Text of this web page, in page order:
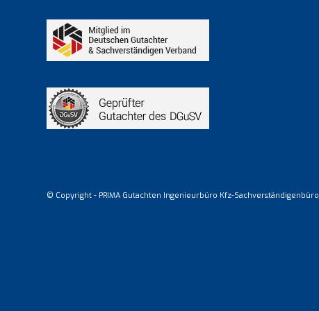
© Copyright - PRIMA Gutachten Ingenieurbüro Kfz-Sachverständigenbüro